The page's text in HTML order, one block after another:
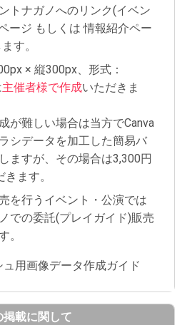
トナガノへのリンク(イベン
ージ もしくは 情報紹介ペー
す。
× 縦300px、形式：
主催者様で作成いただきま
が難しい場合は当方でCanva
シデータを加工した簡易バ
ますが、その場合は3,300円
ます。
を行うイベント・公演では
での委託(プレイガイド)販売
。
掲載に関して